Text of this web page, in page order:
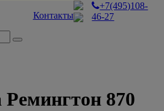
Контакты
+7(495)108-
46-27
870